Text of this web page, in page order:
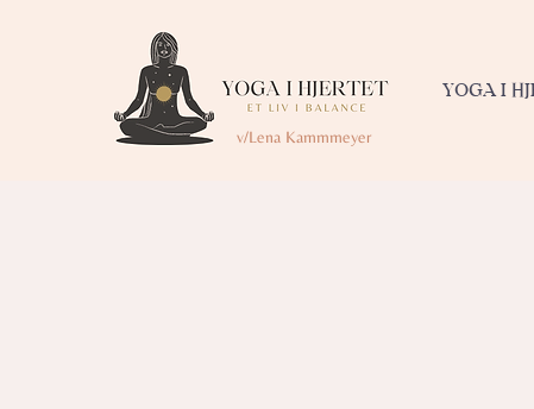
v/Lena Kammmeyer
YOGA I